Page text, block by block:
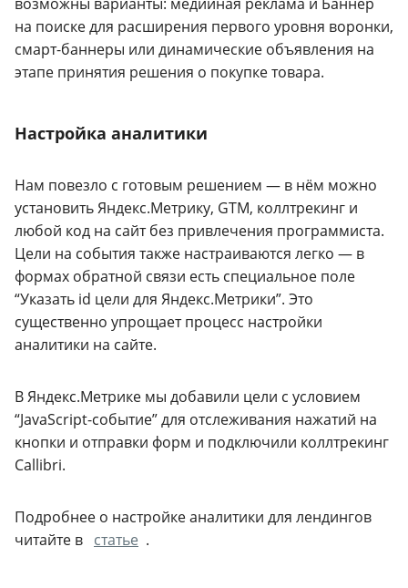
возможны варианты: медийная реклама и Баннер
на поиске для расширения первого уровня воронки,
смарт-баннеры или динамические объявления на
этапе принятия решения о покупке товара.
Настройка аналитики
Нам повезло с готовым решением — в нём можно
установить Яндекс.Метрику, GTM, коллтрекинг и
любой код на сайт без привлечения программиста.
Цели на события также настраиваются легко — в
формах обратной связи есть специальное поле
“Указать id цели для Яндекс.Метрики”. Это
существенно упрощает процесс настройки
аналитики на сайте.
В Яндекс.Метрике мы добавили цели с условием
“JavaScript-событие” для отслеживания нажатий на
кнопки и отправки форм и подключили коллтрекинг
Callibri.
Подробнее о настройке аналитики для лендингов
читайте в статье .